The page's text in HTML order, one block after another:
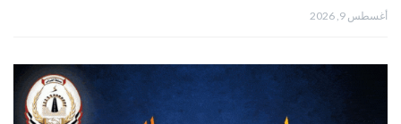
أغسطس 9, 2026